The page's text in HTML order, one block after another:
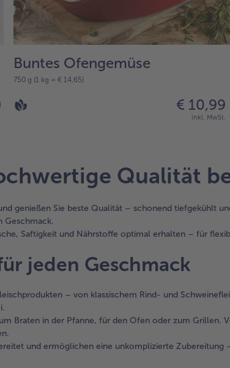
Buntes Ofengemüse
750 g (1 kg = € 14,65)
€ 10,99
inkl. MwSt.
Qualität
genießen Sie beste Qualität – schonend tiefgekühlt
Geschmack.
Saftigkeit und Nährstoffe optimal erhalten – für
jeden Geschmack
– von klassischem Rind- und
Braten in der Pfanne, für den Ofen oder zum Grillen.
und ermöglichen eine unkomplizierte Zubereitung